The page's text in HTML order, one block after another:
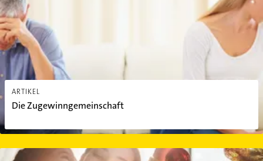
ARTIKEL
Die Zugewinngemeinschaft
Umgangsrecht an Feiertagen: So ist es geregelt